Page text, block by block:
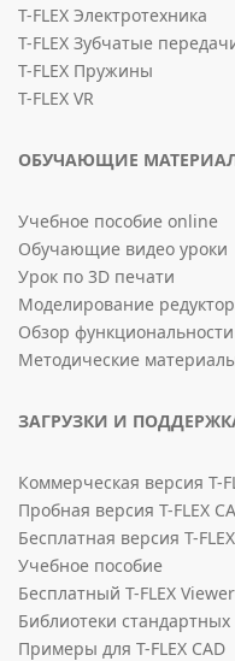
T-FLEX Электротехника
T-FLEX Зубчатые
T-FLEX Пружины
T-FLEX VR
ОБУЧАЮЩИЕ
Учебное пособие online
Обучающие видео уроки
Урок по 3D печати
Моделирование
Обзор функциональности
Методические
ЗАГРУЗКИ И
Коммерческая версия T-
Пробная версия T-FLEX
Бесплатная версия T-
Учебное пособие
Бесплатный T-FLEX Viewer
Библиотеки
Примеры для T-FLEX CAD